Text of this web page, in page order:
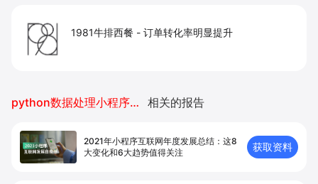
1981牛排西餐 - 订单转化率明显提升
python数据处理小程序开发 相关的报告
2021年小程序互联网年度发展总结：这8
大变化和6大趋势值得关注
获取资料